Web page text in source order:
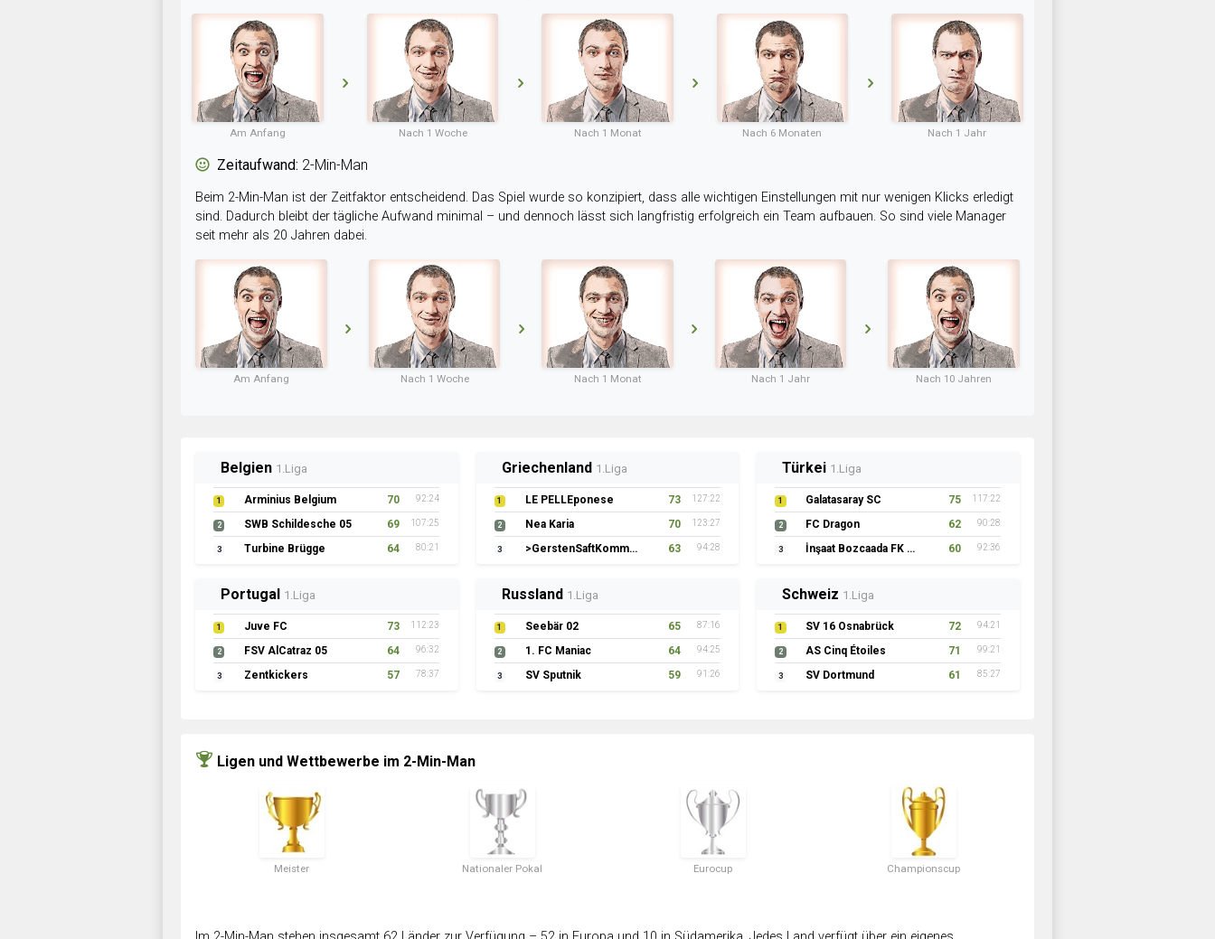
Am Anfang Nach 1 Woche Nach 1 Monat Nach 6 Monaten Nach 1 Jahr
Zeitaufwand: 2-Min-Man
Beim 2-Min-Man ist der Zeitfaktor entscheidend. Das Spiel wurde so konzipiert, dass alle wichtigen Einstellungen mit nur wenigen Klicks erledigt
sind. Dadurch bleibt der tägliche Aufwand minimal – und dennoch lässt sich langfristig erfolgreich ein Team aufbauen. So sind viele Manager
seit mehr als 20 Jahren dabei.
Am Anfang Nach 1 Woche Nach 1 Monat Nach 1 Jahr Nach 10 Jahren
Belgien 1.Liga
1 Arminius Belgium 70 92:24
2 SWB Schildesche 05 69 107:25
3 Turbine Brügge 64 80:21
Griechenland 1.Liga
1 LE PELLEponese 73 127:22
2 Nea Karia 70 123:27
3 >GerstenSaftKommando 63 94:28
Türkei 1.Liga
1 Galatasaray SC 75 117:22
2 FC Dragon 62 90:28
3 İnşaat Bozcaada FK 1957 60 92:36
Portugal 1.Liga
1 Juve FC 73 112:23
2 FSV AlCatraz 05 64 96:32
3 Zentkickers 57 78:37
Russland 1.Liga
1 Seebär 02 65 87:16
2 1. FC Maniac 64 94:25
3 SV Sputnik 59 91:26
Schweiz 1.Liga
1 SV 16 Osnabrück 72 94:21
2 AS Cinq Étoiles 71 99:21
3 SV Dortmund 61 85:27
Ligen und Wettbewerbe im 2-Min-Man
Meister Nationaler Pokal Eurocup Championscup